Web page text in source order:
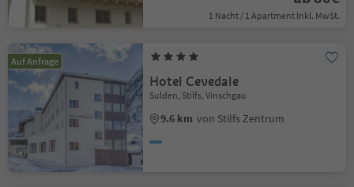
1 Nacht / 1 Apartment Inkl. MwSt.
Auf Anfrage
Hotel Cevedale
Sulden, Stilfs, Vinschgau
9.6 km von Stilfs Zentrum